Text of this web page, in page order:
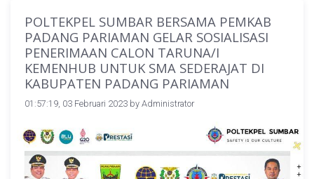
POLTEKPEL SUMBAR BERSAMA PEMKAB
PADANG PARIAMAN GELAR SOSIALISASI
PENERIMAAN CALON TARUNA/I
KEMENHUB UNTUK SMA SEDERAJAT DI
KABUPATEN PADANG PARIAMAN
01:57:19, 03 Februari 2023 by Administrator